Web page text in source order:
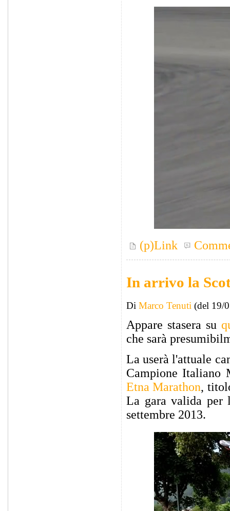
(p)Link
In arrivo la
Di Marco Tenuti (del 19/
Appare stasera su
che sarà
La userà l'attuale
Campione Italiano
Etna Marathon,
La gara valida per
settembre 2013.